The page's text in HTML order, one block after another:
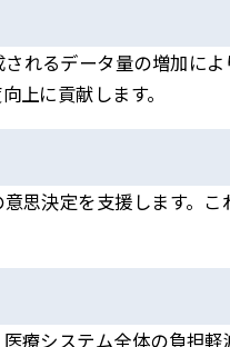
れるデータ量の増加に
上に貢献します。
思決定を支援します。
療システム全体の負担